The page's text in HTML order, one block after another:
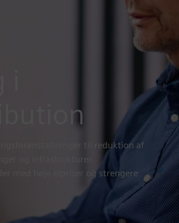
til reduktion af
og infrastrukturer.
med høje elpriser og strengere